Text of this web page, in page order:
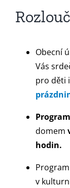
Obecní
Vás
pro děti
domem
hodin.
v